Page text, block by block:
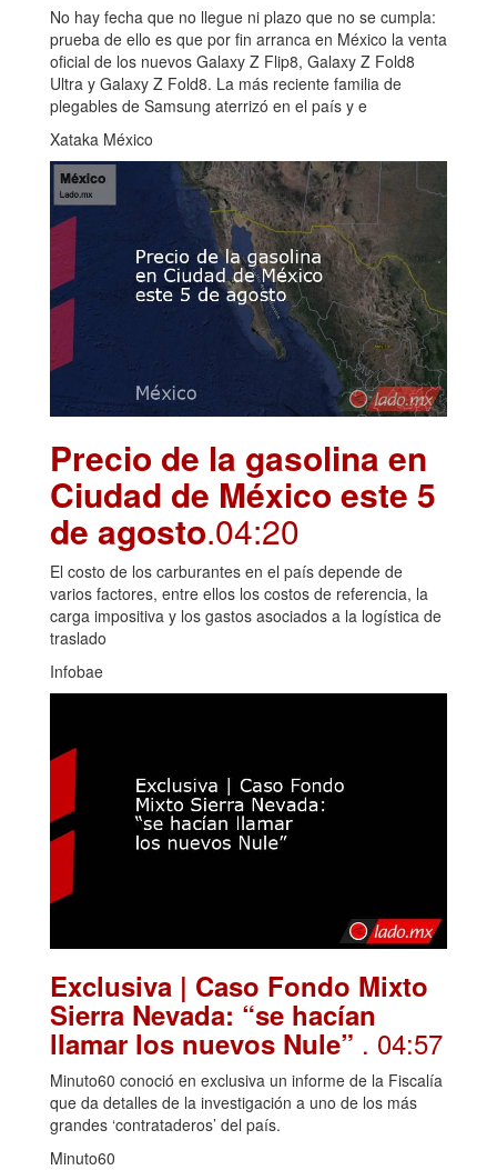
No hay fecha que no llegue ni plazo que no se cumpla:
prueba de ello es que por fin arranca en México la venta
oficial de los nuevos Galaxy Z Flip8, Galaxy Z Fold8
Ultra y Galaxy Z Fold8. La más reciente familia de
plegables de Samsung aterrizó en el país y e
Xataka México
Precio de la gasolina en
Ciudad de México este 5
de agosto.04:20
El costo de los carburantes en el país depende de
varios factores, entre ellos los costos de referencia, la
carga impositiva y los gastos asociados a la logística de
traslado
Infobae
Exclusiva | Caso Fondo Mixto
Sierra Nevada: “se hacían
llamar los nuevos Nule” . 04:57
Minuto60 conoció en exclusiva un informe de la Fiscalía
que da detalles de la investigación a uno de los más
grandes ‘contrataderos’ del país.
Minuto60